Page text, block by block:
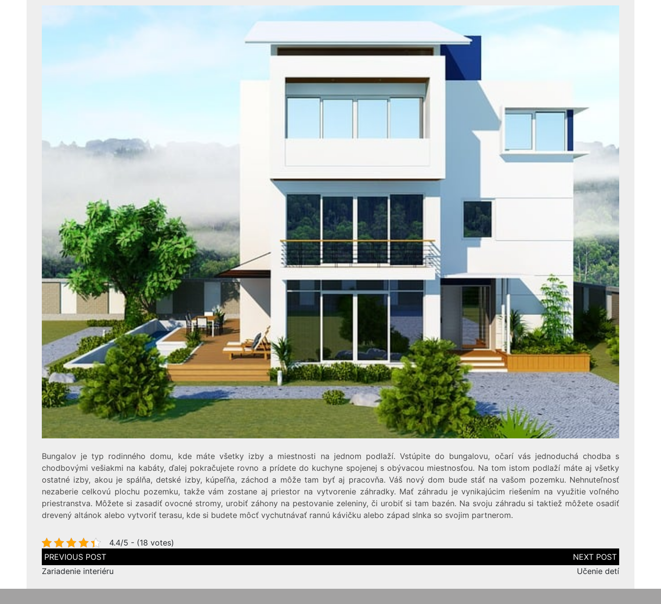
Bungalov je typ rodinného domu, kde máte všetky izby a miestnosti na jednom podlaží. Vstúpite do bungalovu, očarí vás jednoduchá chodba s
chodbovými vešiakmi na kabáty, ďalej pokračujete rovno a prídete do kuchyne spojenej s obývacou miestnosťou. Na tom istom podlaží máte aj všetky
ostatné izby, akou je spálňa, detské izby, kúpeľňa, záchod a môže tam byť aj pracovňa. Váš nový dom bude stáť na vašom pozemku. Nehnuteľnosť
nezaberie celkovú plochu pozemku, takže vám zostane aj priestor na vytvorenie záhradky. Mať záhradu je vynikajúcim riešením na využitie voľného
priestranstva. Môžete si zasadiť ovocné stromy, urobiť záhony na pestovanie zeleniny, či urobiť si tam bazén. Na svoju záhradu si taktiež môžete osadiť
drevený altánok alebo vytvoriť terasu, kde si budete môcť vychutnávať rannú kávičku alebo západ slnka so svojim partnerom.
4.4/5 - (18 votes)
Navigace
pro
příspěvek
Zariadenie interiéru Učenie detí